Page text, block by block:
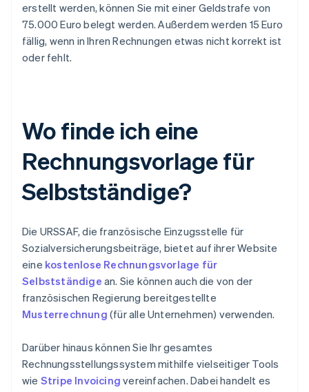
erstellt werden, können Sie mit einer Geldstrafe von
75.000 Euro belegt werden. Außerdem werden 15 Euro
fällig, wenn in Ihren Rechnungen etwas nicht korrekt ist
oder fehlt.
Wo finde ich eine
Rechnungsvorlage für
Selbstständige?
Die URSSAF, die französische Einzugsstelle für
Sozialversicherungsbeiträge, bietet auf ihrer Website
eine kostenlose Rechnungsvorlage für
Selbstständige an. Sie können auch die von der
französischen Regierung bereitgestellte
Musterrechnung (für alle Unternehmen) verwenden.
Darüber hinaus können Sie Ihr gesamtes
Rechnungsstellungssystem mithilfe vielseitiger Tools
wie Stripe Invoicing vereinfachen. Dabei handelt es